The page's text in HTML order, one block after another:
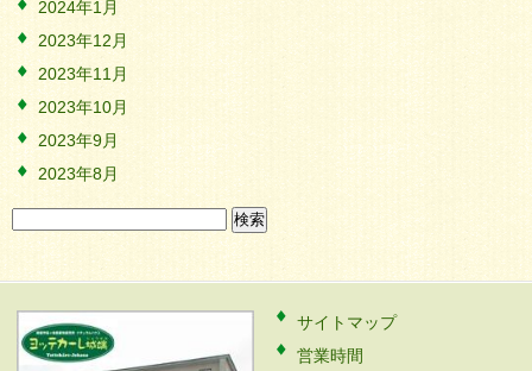
2024年1月
2023年12月
2023年11月
2023年10月
2023年9月
2023年8月
索:
サイトマップ
営業時間